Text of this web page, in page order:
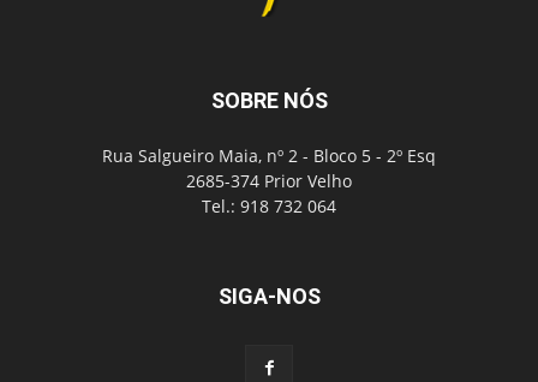
SOBRE NÓS
Rua Salgueiro Maia, nº 2 - Bloco 5 - 2º Esq
2685-374 Prior Velho
Tel.: 918 732 064
SIGA-NOS